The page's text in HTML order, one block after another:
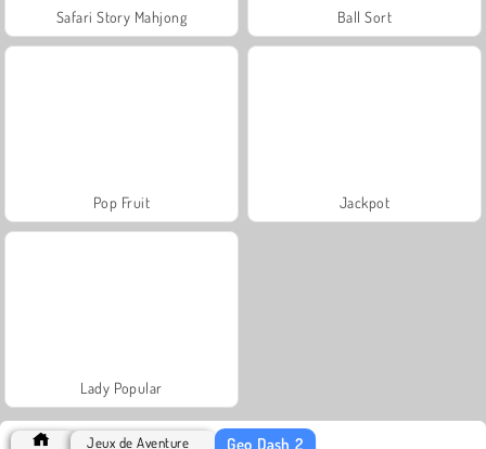
Safari Story Mahjong Ball Sort
Pop Fruit Jackpot
Lady Popular
Jeux de Aventure Geo Dash 2